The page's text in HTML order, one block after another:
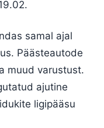
samal ajal
Päästeautode
muud varustust.
ajutine
ligipääsu